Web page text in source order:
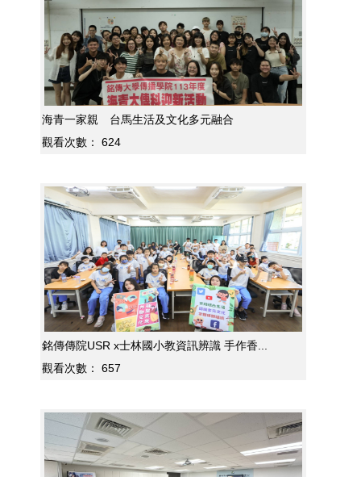
海青一家親 台馬生活及文化多元融合
觀看次數：
624
銘傳傳院USR x士林國小教資訊辨識 手作香...
觀看次數：
657